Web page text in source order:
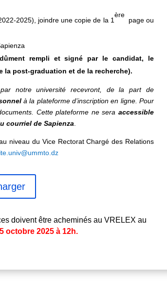
2025), joindre une copie de la 1
ère
page ou
rempli et signé par le candidat, le
la post-graduation et de la recherche).
notre université recevront, de la part de
à la plateforme d’inscription en ligne. Pour
Cette plateforme ne sera accessible
courriel de Sapienza.
niveau du Vice Rectorat Chargé des Relations
doivent être acheminés au VRELEX au
octobre 2025 à 12h.